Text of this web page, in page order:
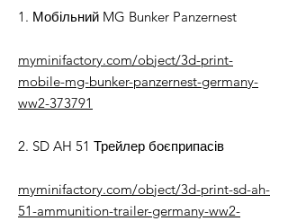
1. Мобільний MG Bunker Panzernest
myminifactory.com/object/3d-print-
mobile-mg-bunker-panzernest-germany-
ww2-373791
2. SD AH 51 Трейлер боєприпасів
myminifactory.com/object/3d-print-sd-ah-
51-ammunition-trailer-germany-ww2-